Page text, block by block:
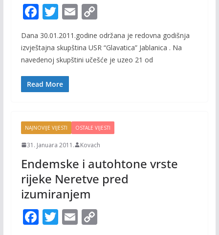
F
e
b
o
o
T
itt
er
E
m
ai
l
C
o
p
y
Dana 30.01.2011.godine održana je redovna godišnja
izvještajna skupština USR “Glavatica” Jablanica . Na
navedenoj skupštini učešće je uzeo 21 od
Read More
NAJNOVIJE VIJESTI OSTALE VIJESTI
31. Januara 2011. Kovach
Endemske i autohtone vrste
rijeke Neretve pred
izumiranjem
F T E C